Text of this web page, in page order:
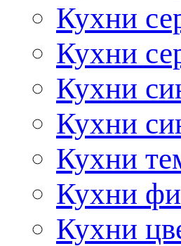
Кухни
Кухни
Кухни
Кухни
Кухни
Кухни
Кухни